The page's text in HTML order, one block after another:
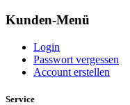
Kunden-Menü
Login
Passwort vergessen
Account erstellen
Service